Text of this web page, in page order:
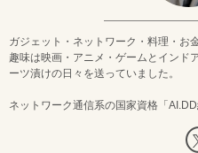
ガジェット・ネットワーク・料理・お
趣味は映画・アニメ・ゲームとインド
ーツ漬けの日々を送っていました。
ネットワーク通信系の国家資格「